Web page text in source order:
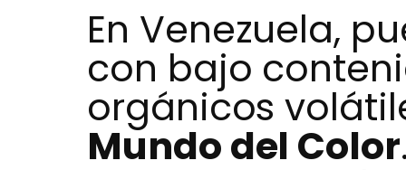
En Venezuela,
con bajo
orgánicos
Mundo del Color